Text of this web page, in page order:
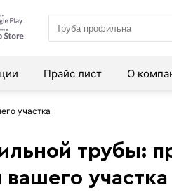
Прайс лист О
участка
трубы:
участка